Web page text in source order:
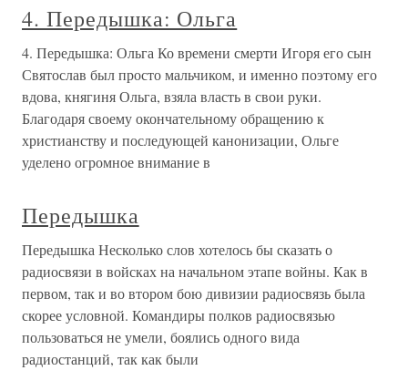
4. Передышка: Ольга
4. Передышка: Ольга Ко времени смерти Игоря его сын
Святослав был просто мальчиком, и именно поэтому его
вдова, княгиня Ольга, взяла власть в свои руки.
Благодаря своему окончательному обращению к
христианству и последующей канонизации, Ольге
уделено огромное внимание в
Передышка
Передышка Несколько слов хотелось бы сказать о
радиосвязи в войсках на начальном этапе войны. Как в
первом, так и во втором бою дивизии радиосвязь была
скорее условной. Командиры полков радиосвязью
пользоваться не умели, боялись одного вида
радиостанций, так как были